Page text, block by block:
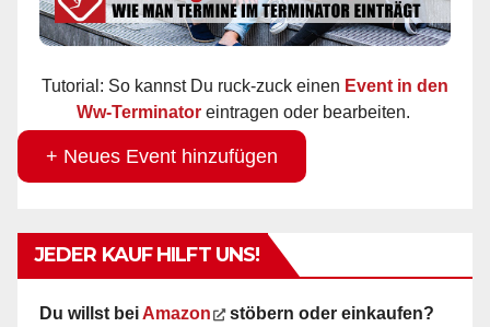
Tutorial: So kannst Du ruck-zuck einen Event in den
Ww-Terminator eintragen oder bearbeiten.
+ Neues Event hinzufügen
JEDER KAUF HILFT UNS!
Du willst bei Amazon stöbern oder einkaufen?